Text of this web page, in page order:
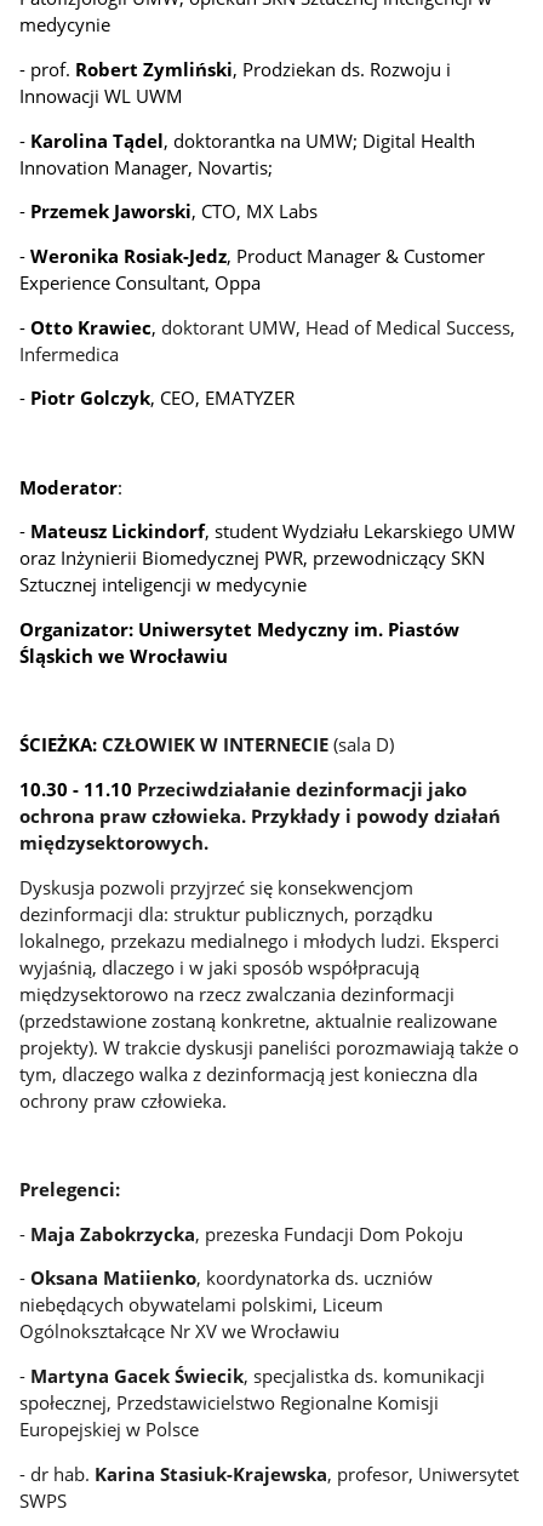
medycynie
- prof. Robert Zymliński, Prodziekan ds. Rozwoju i
Innowacji WL UWM
- Karolina Tądel, doktorantka na UMW; Digital Health
Innovation Manager, Novartis;
- Przemek Jaworski, CTO, MX Labs
-Weronika Rosiak-Jedz, Product Manager & Customer
Experience Consultant, Oppa
-Otto Krawiec, doktorant UMW, Head of Medical Success,
Infermedica
- Piotr Golczyk, CEO, EMATYZER
Moderator:
- Mateusz Lickindorf, student Wydziału Lekarskiego UMW
oraz Inżynierii Biomedycznej PWR, przewodniczący SKN
Sztucznej inteligencji w medycynie
Organizator: Uniwersytet Medyczny im. Piastów
Śląskich we Wrocławiu
ŚCIEŻKA:CZŁOWIEK W INTERNECIE(sala D)
10.30 - 11.10 Przeciwdziałanie dezinformacji jako
ochrona praw człowieka. Przykłady i powody działań
międzysektorowych.
Dyskusja pozwoli przyjrzeć się konsekwencjom
dezinformacji dla: struktur publicznych, porządku
lokalnego, przekazu medialnego i młodych ludzi. Eksperci
wyjaśnią, dlaczego i w jaki sposób współpracują
międzysektorowo na rzecz zwalczania dezinformacji
(przedstawione zostaną konkretne, aktualnie realizowane
projekty). W trakcie dyskusji paneliści porozmawiają także o
tym, dlaczego walka z dezinformacją jest konieczna dla
ochrony praw człowieka.
Prelegenci:
- Maja Zabokrzycka, prezeska Fundacji Dom Pokoju
-Oksana Matiienko, koordynatorka ds. uczniów
niebędących obywatelami polskimi, Liceum
Ogólnokształcące Nr XV we Wrocławiu
- Martyna Gacek Świecik, specjalistka ds. komunikacji
społecznej, Przedstawicielstwo Regionalne Komisji
Europejskiej w Polsce
- dr hab. Karina Stasiuk-Krajewska, profesor, Uniwersytet
SWPS